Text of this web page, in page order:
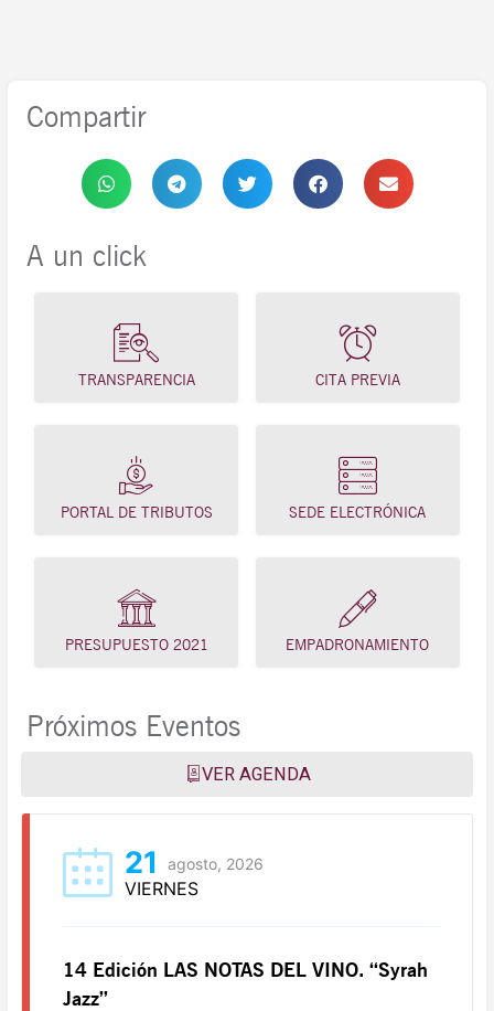
Compartir
A un click
TRANSPARENCIA CITA PREVIA
PORTAL DE TRIBUTOS SEDE ELECTRÓNICA
PRESUPUESTO 2021 EMPADRONAMIENTO
Próximos Eventos
VER AGENDA
21 agosto, 2026
VIERNES
14 Edición LAS NOTAS DEL VINO. “Syrah
Jazz”